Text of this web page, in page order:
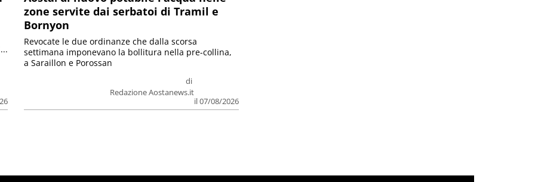
zone servite dai serbatoi di Tramil e
Bornyon
di
Redazione Aostanews.it
il 07/08/2026
Revocate le due ordinanze che dalla scorsa
settimana imponevano la bollitura nella pre-collina,
a Saraillon e Porossan